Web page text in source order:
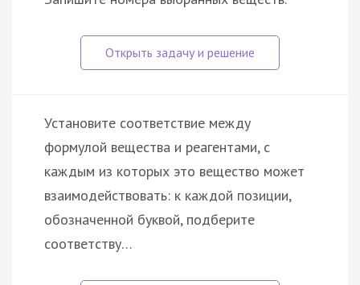
Установите соответствие между
формулой вещества и реагентами, с
каждым из которых это вещество может
взаимодействовать: к каждой позиции,
обозначенной буквой, подберите
соответству…